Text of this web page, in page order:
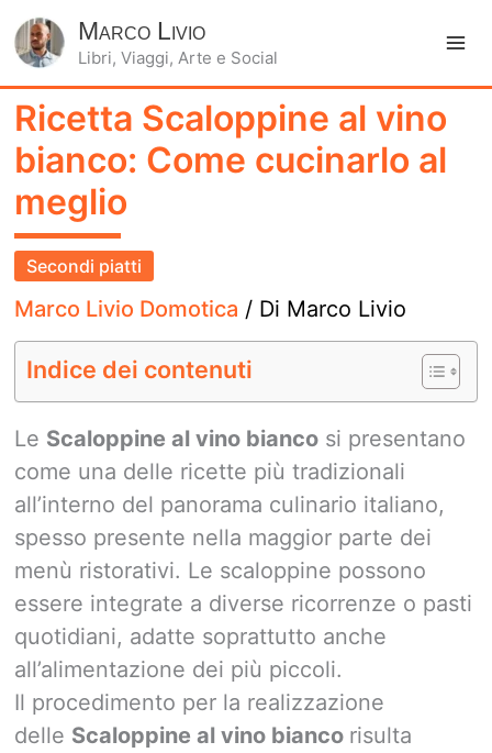
Marco Livio
Libri, Viaggi, Arte e Social
Ricetta Scaloppine al vino
bianco: Come cucinarlo al
meglio
Secondi piatti
Marco Livio Domotica / Di Marco Livio
Indice dei contenuti
Le Scaloppine al vino bianco si presentano
come una delle ricette più tradizionali
all’interno del panorama culinario italiano,
spesso presente nella maggior parte dei
menù ristorativi. Le scaloppine possono
essere integrate a diverse ricorrenze o pasti
quotidiani, adatte soprattutto anche
all’alimentazione dei più piccoli.
Il procedimento per la realizzazione
delle Scaloppine al vino bianco risulta